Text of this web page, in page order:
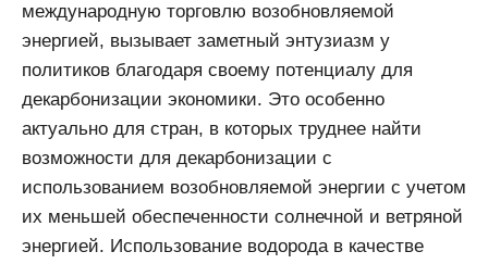
международную торговлю возобновляемой
энергией, вызывает заметный энтузиазм у
политиков благодаря своему потенциалу для
декарбонизации экономики. Это особенно
актуально для стран, в которых труднее найти
возможности для декарбонизации с
использованием возобновляемой энергии с учетом
их меньшей обеспеченности солнечной и ветряной
энергией. Использование водорода в качестве